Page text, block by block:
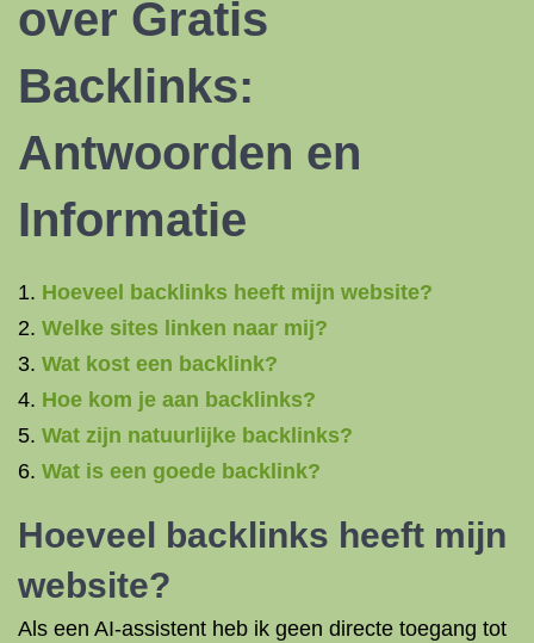
over Gratis
Backlinks:
Antwoorden en
Informatie
Hoeveel backlinks heeft mijn website?
Welke sites linken naar mij?
Wat kost een backlink?
Hoe kom je aan backlinks?
Wat zijn natuurlijke backlinks?
Wat is een goede backlink?
Hoeveel backlinks heeft mijn
website?
Als een AI-assistent heb ik geen directe toegang tot